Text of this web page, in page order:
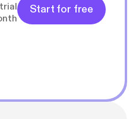
Start for free